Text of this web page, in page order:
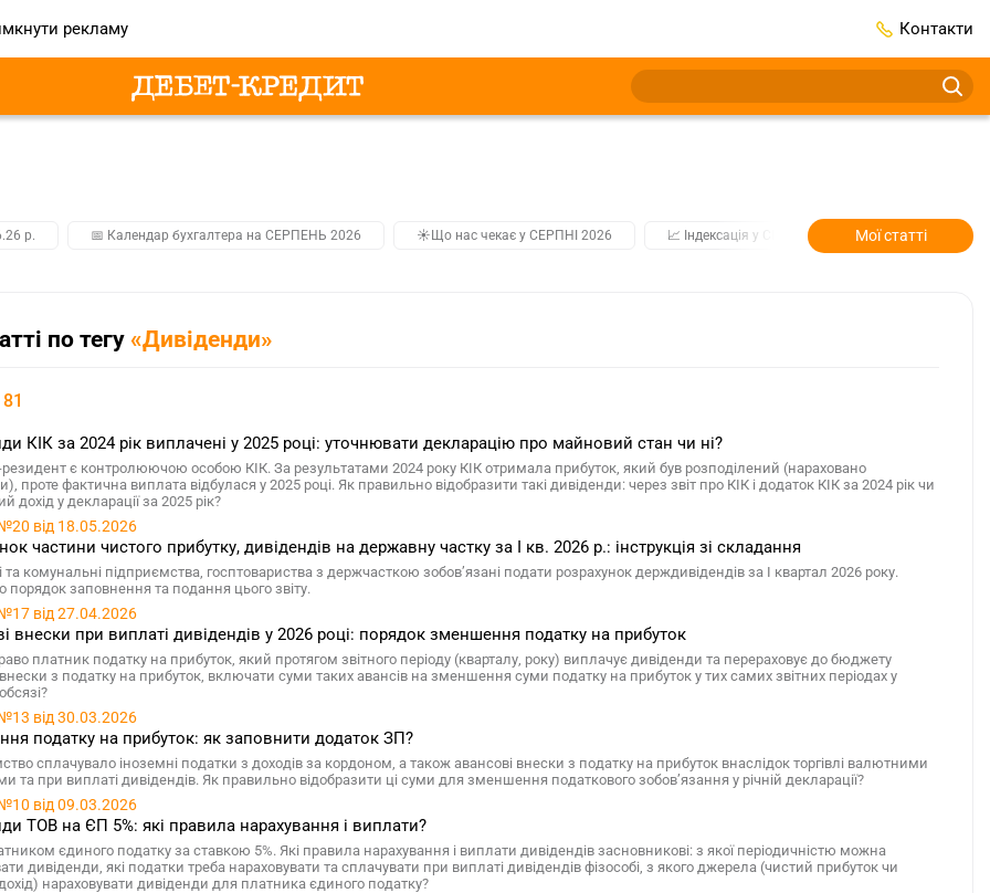
рекламу Контакти
р. 📅 Календар бухгалтера на СЕРПЕНЬ 2026 ☀️Що нас чекає у СЕРПНІ 2026 📈 Індексація у СЕРПНІ 2️⃣0️⃣2️⃣7️⃣ Усі
Мої статті
по тегу «Дивіденди»
КІК за 2024 рік виплачені у 2025 році: уточнювати декларацію про майновий стан чи ні?
резидент є контролюючою особою КІК. За результатами 2024 року КІК отримала прибуток, який був розподілений (нараховано
проте фактична виплата відбулася у 2025 році. Як правильно відобразити такі дивіденди: через звіт про КІК і додаток КІК за 2024 рік чи
дохід у декларації за 2025 рік?
від 18.05.2026
частини чистого прибутку, дивідендів на державну частку за І кв. 2026 р.: інструкція зі складання
комунальні підприємства, госптовариства з держчасткою зобов’язані подати розрахунок держдивідендів за І квартал 2026 року.
порядок заповнення та подання цього звіту.
від 27.04.2026
внески при виплаті дивідендів у 2026 році: порядок зменшення податку на прибуток
платник податку на прибуток, який протягом звітного періоду (кварталу, року) виплачує дивіденди та перераховує до бюджету
з податку на прибуток, включати суми таких авансів на зменшення суми податку на прибуток у тих самих звітних періодах у
від 30.03.2026
податку на прибуток: як заповнити додаток ЗП?
сплачувало іноземні податки з доходів за кордоном, а також авансові внески з податку на прибуток внаслідок торгівлі валютними
та при виплаті дивідендів. Як правильно відобразити ці суми для зменшення податкового зобов’язання у річній декларації?
від 09.03.2026
ТОВ на ЄП 5%: які правила нарахування і виплати?
єдиного податку за ставкою 5%. Які правила нарахування і виплати дивідендів засновникові: з якої періодичністю можна
дивіденди, які податки треба нараховувати та сплачувати при виплаті дивідендів фізособі, з якого джерела (чистий прибуток чи
нараховувати дивіденди для платника єдиного податку?